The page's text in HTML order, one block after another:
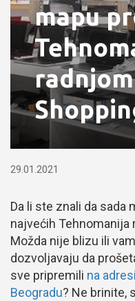
mapu
29.01.2021
Da li ste znali da sada
najvećih Tehnomanija
Možda nije blizu ili
dozvoljavaju da
sve pripremili na
Beogradu? Ne brinite,